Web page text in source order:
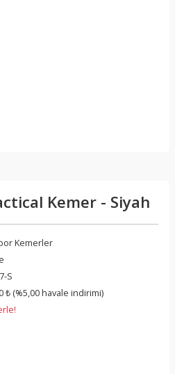
Kemer - Siyah
Kemerler
S
₺ (%5,00 havale indirimi)